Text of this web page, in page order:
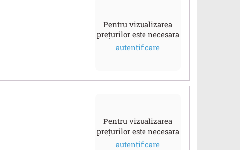
Pentru vizualizarea
prețurilor este necesara
autentificare
Pentru vizualizarea
prețurilor este necesara
autentificare